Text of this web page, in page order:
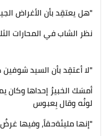
"هل يعتقِد بأن الأغراض
نظر الشاب في المحارات
"لا أعتقِد بأن السيد شوفين
أمسَك الخبيرُ إحداها وكان
لونُه وقال بِعبوس
"إنها مليئةحقاً، وفيها